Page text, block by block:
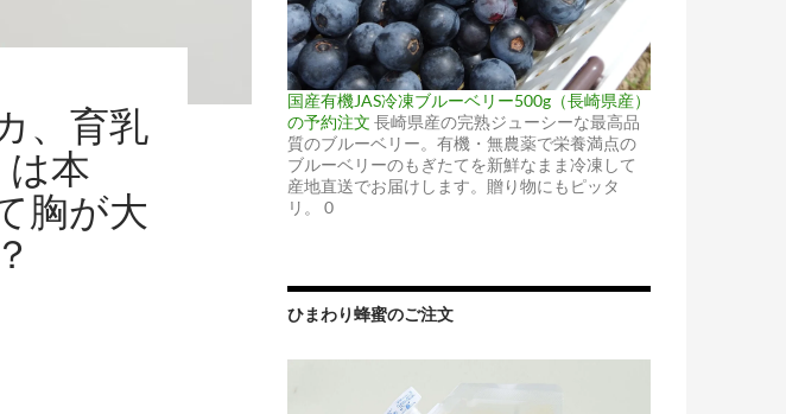
、育乳
本
胸が大
国産有機JAS冷凍ブルーベリー500g（長崎県産）
の予約注文 長崎県産の完熟ジューシーな最高品
質のブルーベリー。有機・無農薬で栄養満点の
ブルーベリーのもぎたてを新鮮なまま冷凍して
産地直送でお届けします。贈り物にもピッタ
リ。 0
ひまわり蜂蜜のご注文